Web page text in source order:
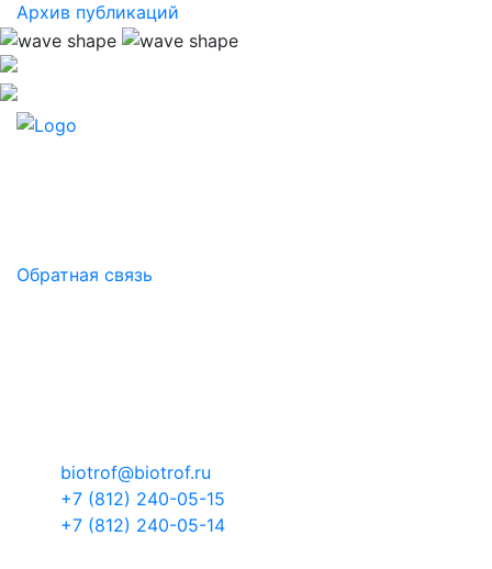
Архив публикаций
Обратная связь
biotrof@biotrof.ru
+7 (812) 240-05-15
+7 (812) 240-05-14